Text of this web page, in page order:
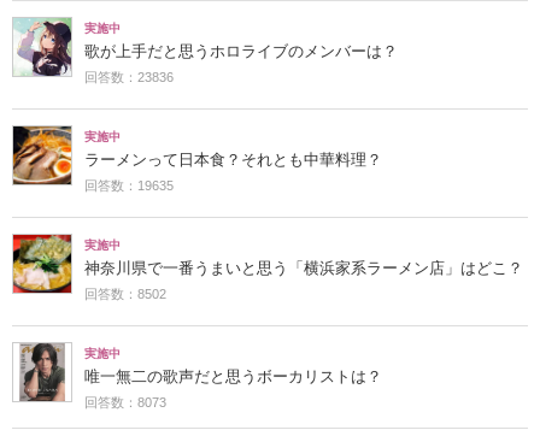
実施中
歌が上手だと思うホロライブのメンバーは？
回答数：23836
実施中
ラーメンって日本食？それとも中華料理？
回答数：19635
実施中
神奈川県で一番うまいと思う「横浜家系ラーメン店」はどこ？
回答数：8502
実施中
唯一無二の歌声だと思うボーカリストは？
回答数：8073